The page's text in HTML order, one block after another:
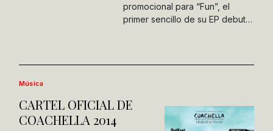
promocional para “Fun”, el
primer sencillo de su EP debut…
Música
CARTEL OFICIAL DE
COACHELLA 2014